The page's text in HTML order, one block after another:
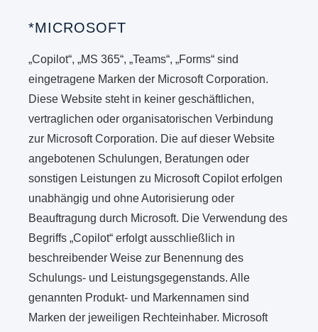
*MICROSOFT
„Copilot“, „MS 365“, „Teams“, „Forms“ sind
eingetragene Marken der Microsoft Corporation.
Diese Website steht in keiner geschäftlichen,
vertraglichen oder organisatorischen Verbindung
zur Microsoft Corporation. Die auf dieser Website
angebotenen Schulungen, Beratungen oder
sonstigen Leistungen zu Microsoft Copilot erfolgen
unabhängig und ohne Autorisierung oder
Beauftragung durch Microsoft. Die Verwendung des
Begriffs „Copilot“ erfolgt ausschließlich in
beschreibender Weise zur Benennung des
Schulungs- und Leistungsgegenstands. Alle
genannten Produkt- und Markennamen sind
Marken der jeweiligen Rechteinhaber. Microsoft